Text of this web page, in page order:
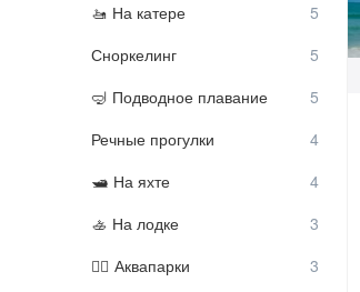
На катере
Сноркелинг
Подводное плавание
Речные прогулки
На яхте
На лодке
Аквапарки